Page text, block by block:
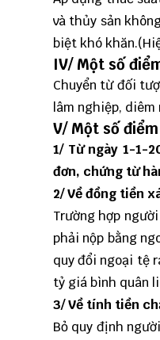
và thủy sản
biệt khó
IV/ Một số
Chuyển từ đối
lâm nghiệp, diêm
V/ Một số
1/ Từ ngày 1-1-
đơn, chứng từ
2/ Về đồng tiền
Trường hợp
phải nộp bằng
quy đổi ngoại tệ
tỷ giá bình quân
3/ Về tính tiền
Bỏ quy định